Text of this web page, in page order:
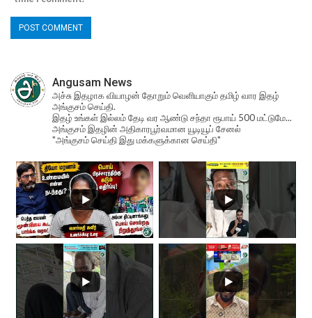
Angusam News
அச்சு இதழாக வியாழன் தோறும் வெளியாகும் தமிழ் வார இதழ்
அங்குசம் செய்தி.
இதழ் உங்கள் இல்லம் தேடி வர ஆண்டு சந்தா ரூபாய் 500 மட்டுமே...
அங்குசம் இதழின் அதிகாரபூர்வமான யூடியூப் சேனல்
"அங்குசம் செய்தி இது மக்களுக்கான செய்தி"